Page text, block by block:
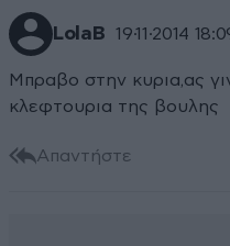
LolaB 19·11·2014
Μπραβο στην κυρια,ας
κλεφτουρια της βουλης
Απαντήστε